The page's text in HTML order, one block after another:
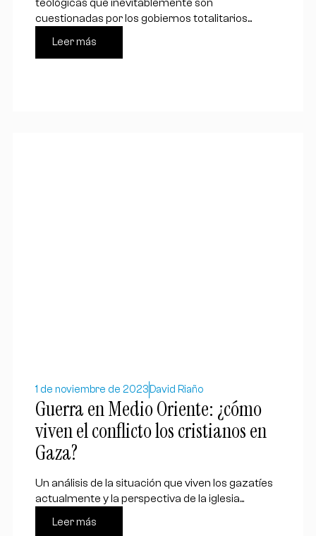
teológicas que inevitablemente son
cuestionadas por los gobiernos totalitarios...
Leer más
1 de noviembre de 2023 David Riaño
Guerra en Medio Oriente: ¿cómo
viven el conflicto los cristianos en
Gaza?
Un análisis de la situación que viven los gazatíes
actualmente y la perspectiva de la iglesia...
Leer más